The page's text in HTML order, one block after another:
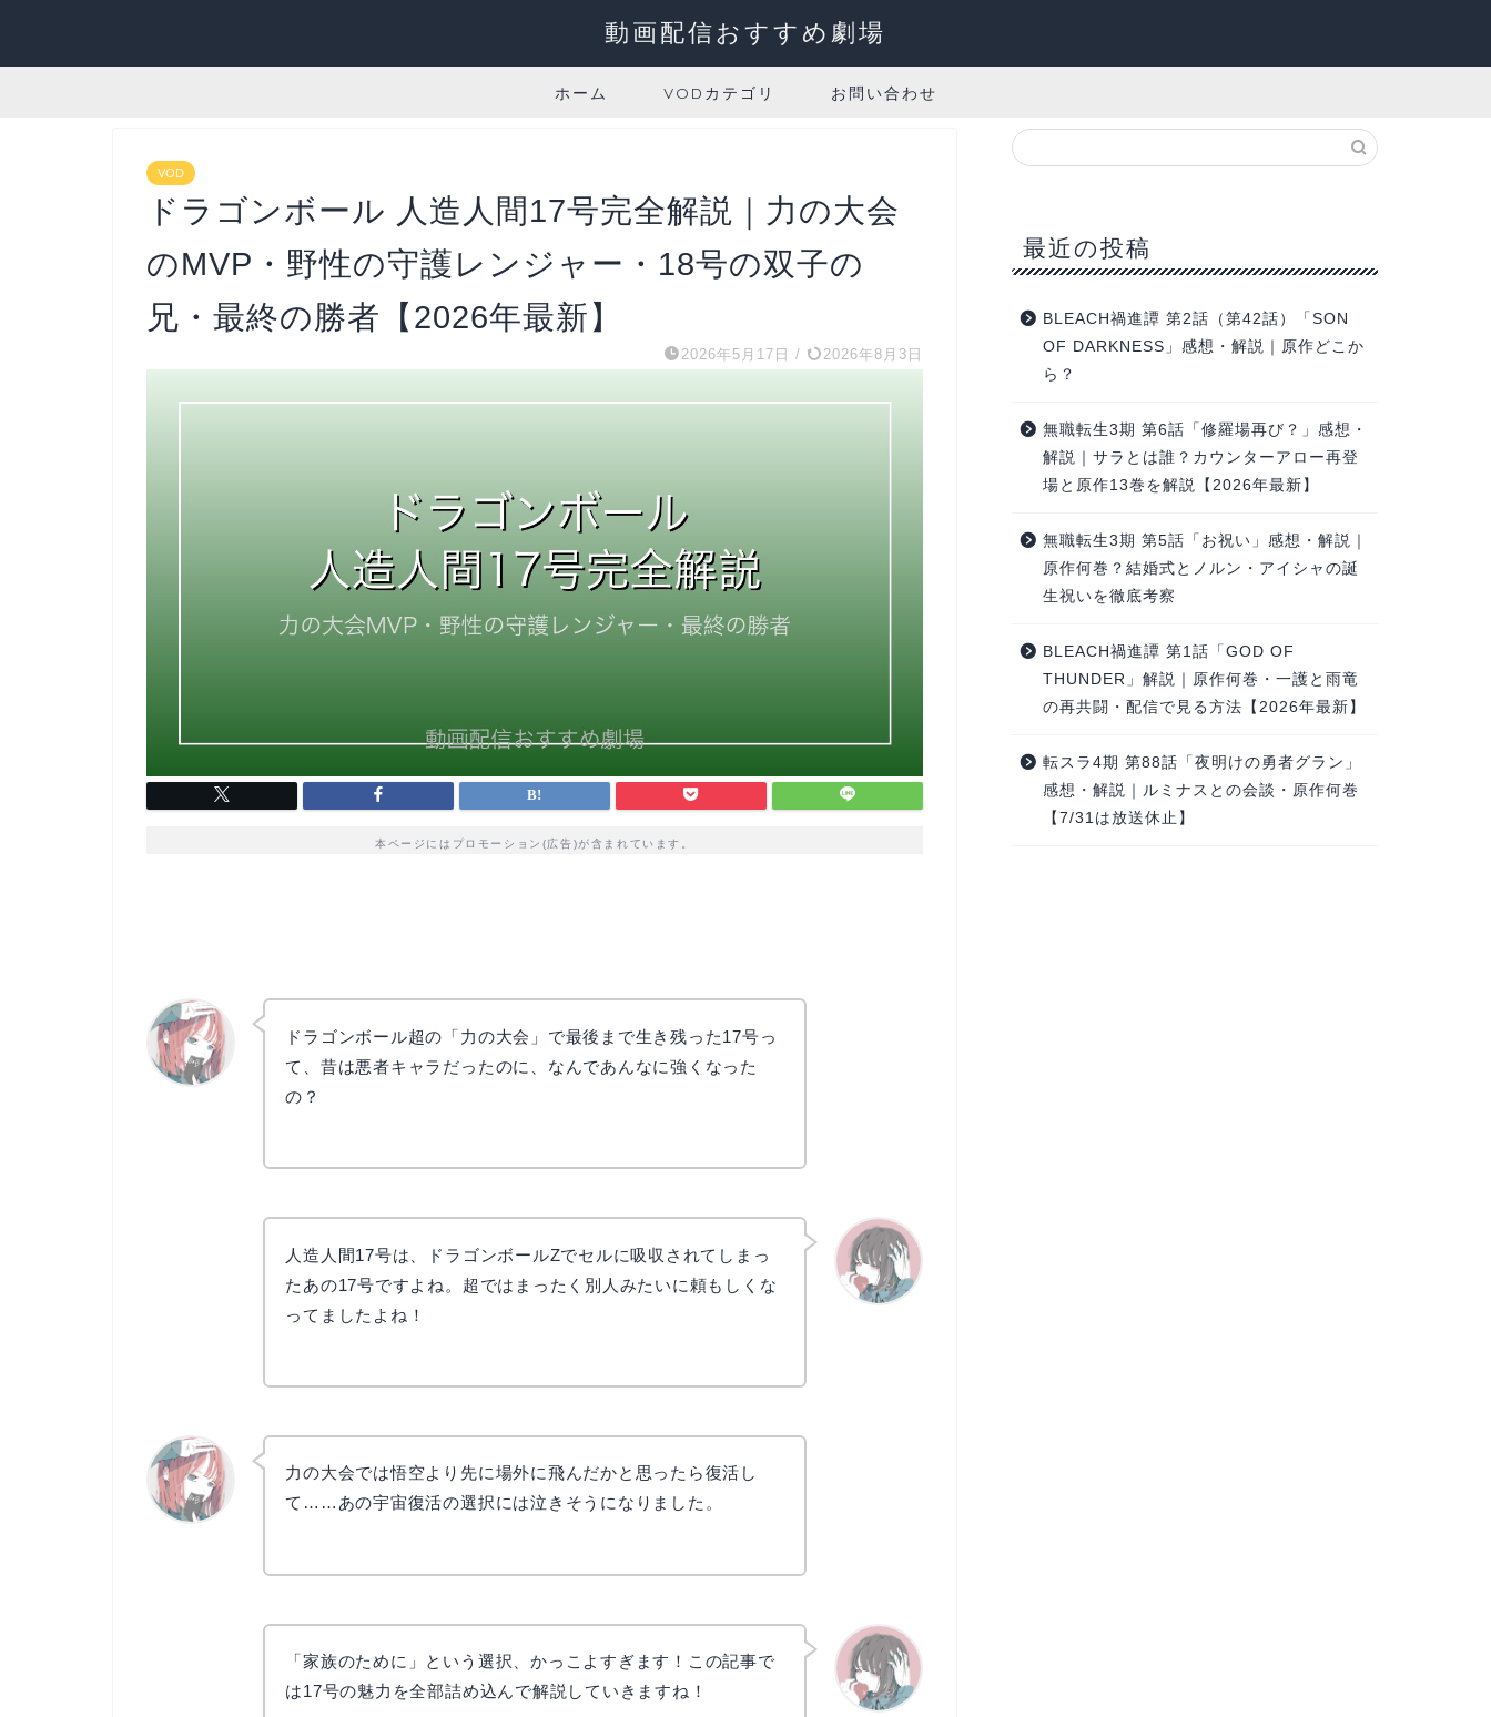
動画配信おすすめ劇場
ホーム VODカテゴリ お問い合わせ
VOD
ドラゴンボール 人造人間17号完全解説｜力の大会
のMVP・野性の守護レンジャー・18号の双子の
兄・最終の勝者【2026年最新】
2026年5月17日 / 2026年8月3日
本ページにはプロモーション(広告)が含まれています。
ドラゴンボール超の「力の大会」で最後まで生き残った17号っ
て、昔は悪者キャラだったのに、なんであんなに強くなった
の？
人造人間17号は、ドラゴンボールZでセルに吸収されてしまっ
たあの17号ですよね。超ではまったく別人みたいに頼もしくな
ってましたよね！
力の大会では悟空より先に場外に飛んだかと思ったら復活し
て……あの宇宙復活の選択には泣きそうになりました。
「家族のために」という選択、かっこよすぎます！この記事で
は17号の魅力を全部詰め込んで解説していきますね！
最近の投稿
BLEACH禍進譚 第2話（第42話）「SON
OF DARKNESS」感想・解説｜原作どこか
ら？
無職転生3期 第6話「修羅場再び？」感想・
解説｜サラとは誰？カウンターアロー再登
場と原作13巻を解説【2026年最新】
無職転生3期 第5話「お祝い」感想・解説｜
原作何巻？結婚式とノルン・アイシャの誕
生祝いを徹底考察
BLEACH禍進譚 第1話「GOD OF
THUNDER」解説｜原作何巻・一護と雨竜
の再共闘・配信で見る方法【2026年最新】
転スラ4期 第88話「夜明けの勇者グラン」
感想・解説｜ルミナスとの会談・原作何巻
【7/31は放送休止】